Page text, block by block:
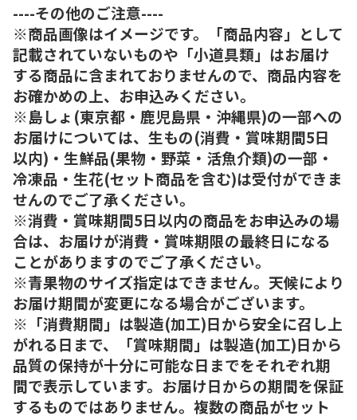
----その他のご注意----
※商品画像はイメージです。「商品内容」として
記載されていないものや「小道具類」はお届け
する商品に含まれておりませんので、商品内容を
お確かめの上、お申込みください。
※島しょ(東京都・鹿児島県・沖縄県)の一部への
お届けについては、生もの(消費・賞味期間5日
以内)・生鮮品(果物・野菜・活魚介類)の一部・
冷凍品・生花(セット商品を含む)は受付ができま
せんのでご了承ください。
※消費・賞味期間5日以内の商品をお申込みの場
合は、お届けが消費・賞味期限の最終日になる
ことがありますのでご了承ください。
※青果物のサイズ指定はできません。天候により
お届け期間が変更になる場合がございます。
※「消費期間」は製造(加工)日から安全に召し上
がれる日まで、「賞味期間」は製造(加工)日から
品質の保持が十分に可能な日までをそれぞれ期
間で表示しています。お届け日からの期間を保証
するものではありません。複数の商品がセット